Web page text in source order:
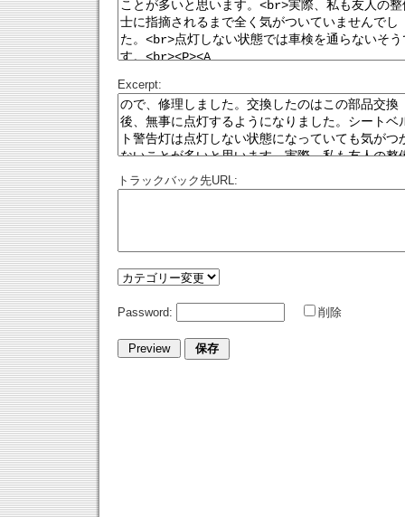
Excerpt:
トラックバック先URL:
Password: 削除